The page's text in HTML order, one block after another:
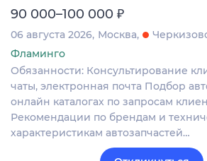
90 000–100 000 ₽
06 августа 2026 Москва
Фламинго
Обязанности: Консультирование
чаты, электронная почта Подбор
онлайн каталогах по запросам
Рекомендации по брендам и
характеристикам автозапчастей…